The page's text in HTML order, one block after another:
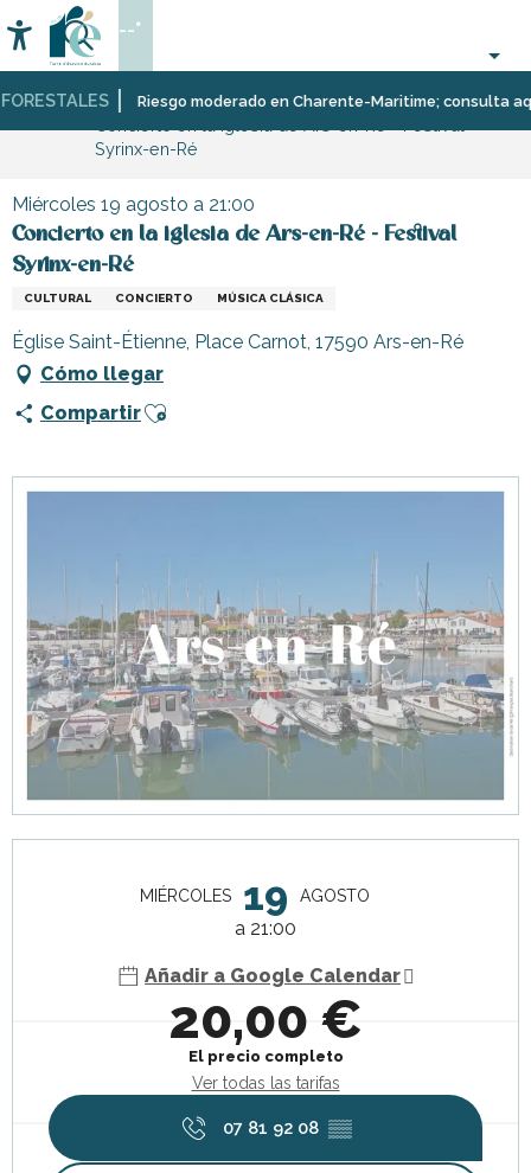
au
contenu
principal
Riesgo moderado en Charente-Maritime; consulta
Accessibilité
Buscar
--°
Página Web
Organización
Ocio
Eventos
Syrinx-en-Ré
Miércoles 19 agosto a 21:00
Concierto en la iglesia de Ars-en-Ré - Festival
Syrinx-en-Ré
CULTURAL CONCIERTO MÚSICA CLÁSICA
Église Saint-Étienne, Place Carnot, 17590 Ars-en-Ré
Cómo llegar
CompartirAjouter aux favoris
MIÉRCOLES 19 AGOSTO
a 21:00
Añadir a Google Calendar
20,00 €
El precio completo
Ver todas las tarifas
07 81 92 08 ▒▒